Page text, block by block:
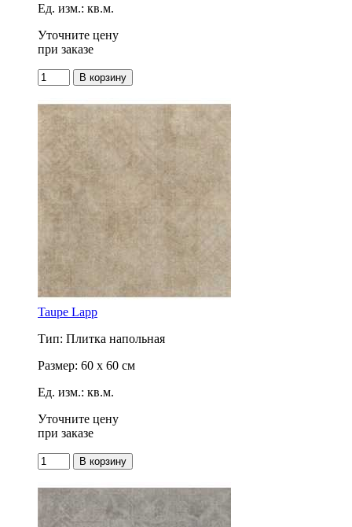
Ед. изм.: кв.м.
Уточните цену
при заказе
Taupe Lapp
Тип: Плитка напольная
Размер: 60 x 60 см
Ед. изм.: кв.м.
Уточните цену
при заказе